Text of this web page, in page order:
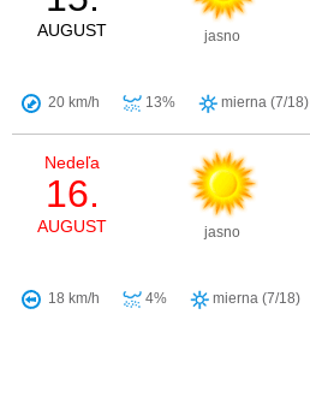
AUGUST jasno
20 km/h 13% mierna (7/18)
Nedeľa
16.
AUGUST jasno
18 km/h 4% mierna (7/18)